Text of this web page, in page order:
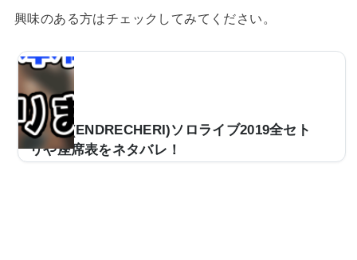
興味のある方はチェックしてみてください。
堂本剛(ENDRECHERI)ソロライブ2019全セト
リや座席表をネタバレ！